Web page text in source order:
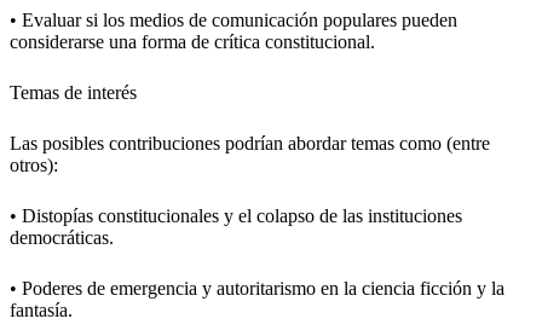
• Evaluar si los medios de comunicación populares pueden
considerarse una forma de crítica constitucional.
Temas de interés
Las posibles contribuciones podrían abordar temas como (entre
otros):
• Distopías constitucionales y el colapso de las instituciones
democráticas.
• Poderes de emergencia y autoritarismo en la ciencia ficción y la
fantasía.